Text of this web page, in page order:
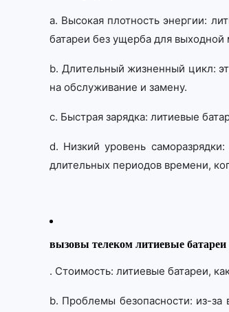
a. Высокая плотность энергии:
батареи без ущерба для
b. Длительный жизненный цикл:
на обслуживание и замену.
c. Быстрая зарядка: литиевые
d. Низкий уровень
длительных периодов времени,
вызовы телеком литиевые
. Стоимость: литиевые батареи,
b. Проблемы безопасности: из-за